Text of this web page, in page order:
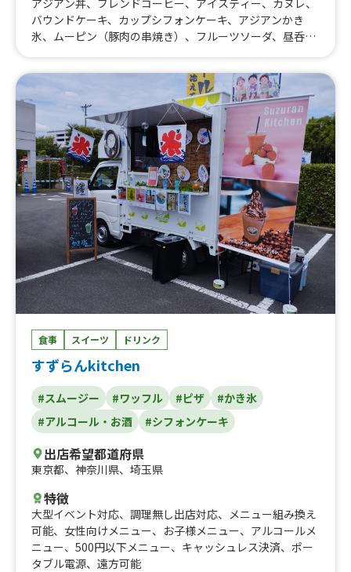
バウンドケーキ、カップシフォンケーキ、アジアンかき
氷、ムーピン（豚肉の串焼き）、フルーツソーダ、昼呑み
種盛り、GRILLICIOUS マニアおかず全部のせ、アジアン
丼 チーズのせ、タイ南部料理ココナッツミルク焼鳥 1
本、ルーローファン、カフェラテ、抹茶ラテ、タイミルク
ティー、マシュマロアイス、フルーツ飴、コンソメスー
プ、ホットココア マシュマロ生クリームのせ、アジアン
丼 学生限定スープ付、タイのさつま揚げ焼き串、焼きフ
ィッシュボール串、特別企画★700円弁当 選べるおかず2
種盛り、タイ東北料理 豚トロの炙り焼き 単品、タイ有
名店レシピ✩チキンウイングのグリル焼き、学生限定☆GR
ILLICIOUSおかず3種盛りアジアンボックス、学生限定☆G
RILLICIOUSおかず2種盛りアジアンボックス、タイ南部料
理ココナッツミルク焼鳥 3本SET、Grillicious2種のおか
ず盛りアジアンボックス、GRILLICIOUS 3種のおかず盛り
アジアンボックス
食事 スイーツ ドリンク
すずらんkitchen
#スムージー #ワッフル #ピザ
#かき氷
#アルコール・お酒
#シフォンケーキ
出店希望都道府県
東京都、 神奈川県、 埼玉県
特徴
大型イベント対応、 調理無し出店対応、
メニュー組み換え
可能、 女性向けメニュー、 お子様メニュー、 アルコールメ
ニュー、 500円以下メニュー、 キャッシュレス決済、 ポー
タブル電源、 遠方可能